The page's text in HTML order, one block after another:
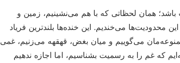
همان لحظاتی که با هم می‌نشینیم، زمین و
محدودیت‌ها می‌خندیم. این خنده‌ها بلندترین فریاد
می‌گوییم و میان بغض، قهقهه می‌زنیم، غمی
که غم را به رسمیت بشناسیم، اما اجازه ندهیم